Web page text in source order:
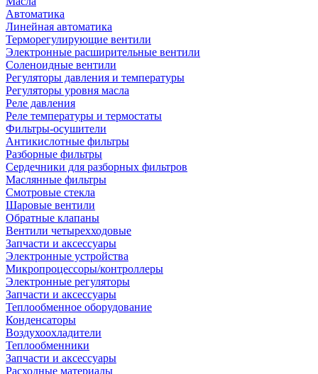
Автоматика
Линейная автоматика
Терморегулирующие вентили
Электронные расширительные вентили
Соленоидные вентили
Регуляторы давления и температуры
Регуляторы уровня масла
Реле давления
Реле температуры и термостаты
Фильтры-осушители
Антикислотные фильтры
Разборные фильтры
Сердечники для разборных фильтров
Маслянные фильтры
Смотровые стекла
Шаровые вентили
Обратные клапаны
Вентили четырехходовые
Запчасти и аксессуары
Электронные устройства
Микропроцессоры/контроллеры
Электронные регуляторы
Запчасти и аксессуары
Теплообменное оборудование
Конденсаторы
Воздухоохладители
Теплообменники
Запчасти и аксессуары
Расходные материалы